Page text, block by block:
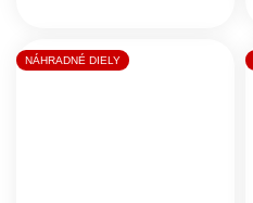
NÁHRADNÉ DIELY